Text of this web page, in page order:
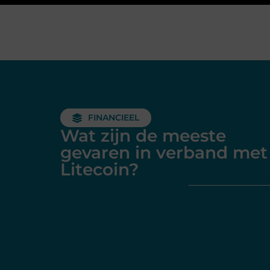
FINANCIEEL
Wat zijn de meeste
gevaren in verband met
Litecoin?